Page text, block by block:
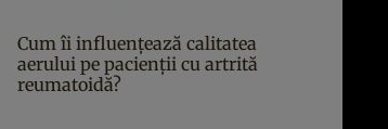
Cum îi influențează calitatea
aerului pe pacienții cu artrită
reumatoidă?